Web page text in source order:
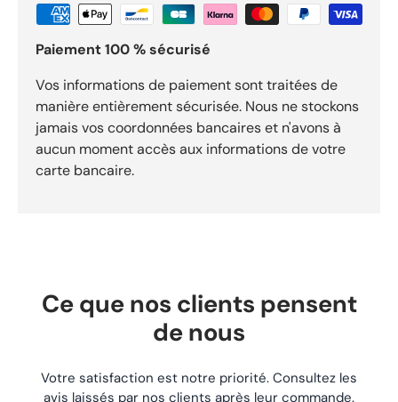
MAXXE Caractéristiques techniques État Neuf Ref vendeur M
PORTASSURCYLBLMAXXE Moto pour usage moto/quad.
précisément ce composant. Fonction : Porte-vignette
cylindrique MAXXE conçu pour protéger efficacement votre
vignette d’assurance contre l’humidité, la pluie et les
projections routières. Expédition sous 24h. Livraison gratuite
dès 29,90 €. Retours acceptés sous 30 jours.
Paiement 100 % sécurisé
Vos informations de paiement sont traitées de
manière entièrement sécurisée. Nous ne stockons
jamais vos coordonnées bancaires et n'avons à
aucun moment accès aux informations de votre
carte bancaire.
Ce que nos clients pensent
de nous
Votre satisfaction est notre priorité. Consultez les
avis laissés par nos clients après leur commande.